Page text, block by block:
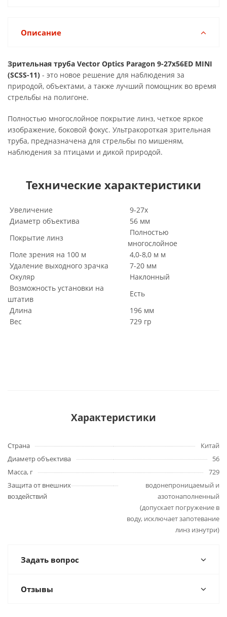
Описание
Зрительная труба Vector Optics Paragon 9-27x56ED MINI
(SCSS-11) - это новое решение для наблюдения за
природой, объектами, а также лучший помощник во время
стрельбы на полигоне.
Полностью многослойное покрытие линз, четкое яркое
изображение, боковой фокус. Ультракороткая зрительная
труба, предназначена для стрельбы по мишеням,
наблюдения за птицами и дикой природой.
Технические характеристики
Увеличение
9-27х
Диаметр объектива
56 мм
Покрытие линз
Полностью
многослойное
Поле зрения на 100 м
4,0-8,0 м м
Удаление выходного зрачка
7-20 мм
Окуляр
Наклонный
Возможность установки на
штатив
Есть
Длина
196 мм
Вес
729 гр
Характеристики
Страна
Китай
Диаметр объектива
56
Масса, г
729
Защита от внешних
воздействий
водонепроницаемый и
азотонаполненный
(допускает погружение в
воду, исключает запотевание
линз изнутри)
Задать вопрос
Отзывы